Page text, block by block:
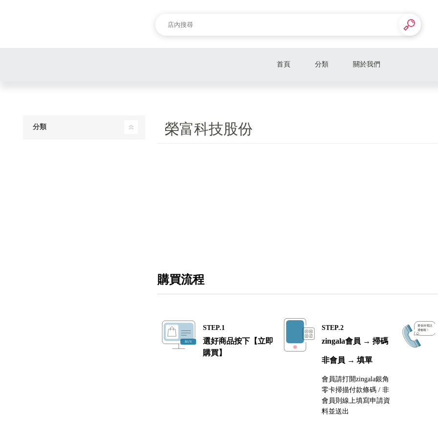
首頁 分類 關於我們
榮富科技股份
購買流程
STEP.1
選好商品按下【立即
購買】
STEP.2
zingala會員 → 掃碼
非會員 → 填單
會員請打開zingala銀角
零卡掃描付款條碼 / 非
會員則線上填寫申請資
料並送出
分類